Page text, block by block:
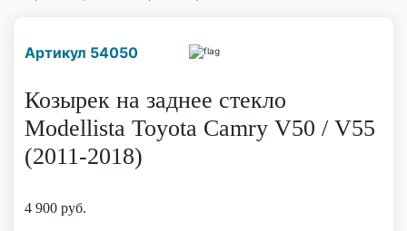
Артикул 54050
Козырек на заднее стекло
Modellista Toyota Camry V50 / V55
(2011-2018)
4 900 руб.